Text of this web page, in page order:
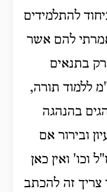
להתלמידים
להם אשר
בתנאים
ללמוד תורה,
בהנהגה
ובירור אם
וכו' ואין כאן
צריך זה להכתב